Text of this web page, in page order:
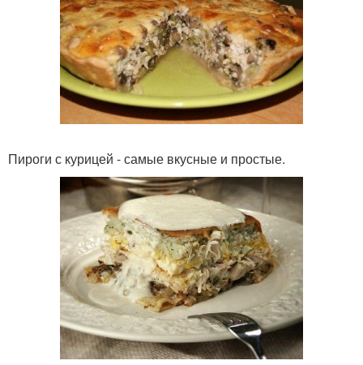
Пироги с курицей - самые вкусные и простые.